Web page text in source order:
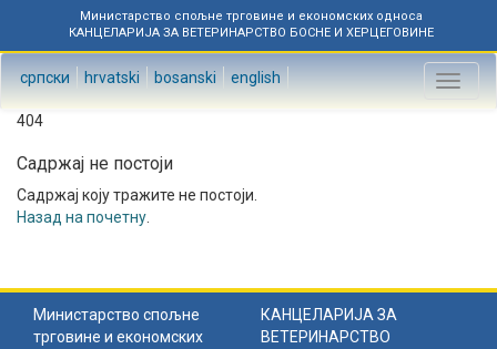
Министарство спољне трговине и економских односа
КАНЦЕЛАРИЈА ЗА ВЕТЕРИНАРСТВО БОСНЕ И ХЕРЦЕГОВИНЕ
српски hrvatski bosanski english
Toggle
404
Садржај не постоји
Садржај коју тражите не постоји.
Назад на почетну
Министарство спољне
трговине и економских
КАНЦЕЛАРИЈА ЗА
ВЕТЕРИНАРСТВО